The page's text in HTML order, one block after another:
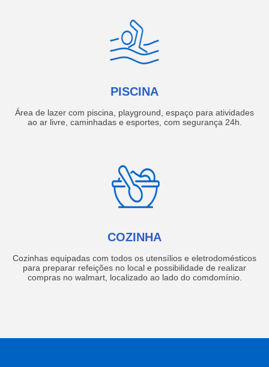
PISCINA
Área de lazer com piscina, playground, espaço para atividades
ao ar livre, caminhadas e esportes, com segurança 24h.
COZINHA
Cozinhas equipadas com todos os utensílios e eletrodomésticos
para preparar refeições no local e possibilidade de realizar
compras no walmart, localizado ao lado do comdomínio.